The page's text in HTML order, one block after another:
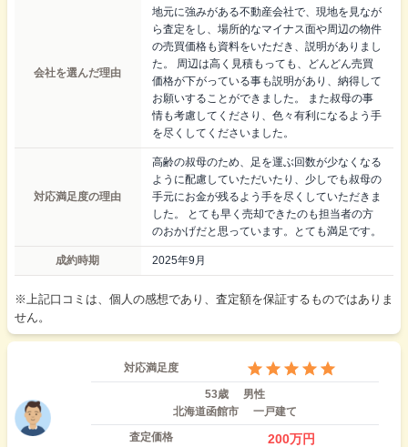
会社を選んだ理由
地元に強みがある不動産会社で、現地を見なが
ら査定をし、場所的なマイナス面や周辺の物件
の売買価格も資料をいただき、説明がありまし
た。 周辺は高く見積もっても、どんどん売買
価格が下がっている事も説明があり、納得して
お願いすることができました。 また叔母の事
情も考慮してくださり、色々有利になるよう手
を尽くしてくださいました。
対応満足度の理由
高齢の叔母のため、足を運ぶ回数が少なくなる
ように配慮していただいたり、少しでも叔母の
手元にお金が残るよう手を尽くしていただきま
した。 とても早く売却できたのも担当者の方
のおかげだと思っています。とても満足です。
成約時期 2025年9月
※上記口コミは、個人の感想であり、査定額を保証するものではありま
せん。
対応満足度
53歳
男性
北海道函館市
一戸建て
査定価格
200万円